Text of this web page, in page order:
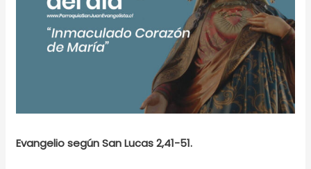
Evangelio según San Lucas 2,41-51.